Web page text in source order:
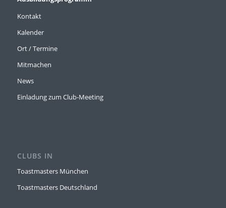
Kontakt
Kalender
Ort / Termine
Mitmachen
News
Einladung zum Club-Meeting
CLUBS IN
Toastmasters München
Toastmasters Deutschland